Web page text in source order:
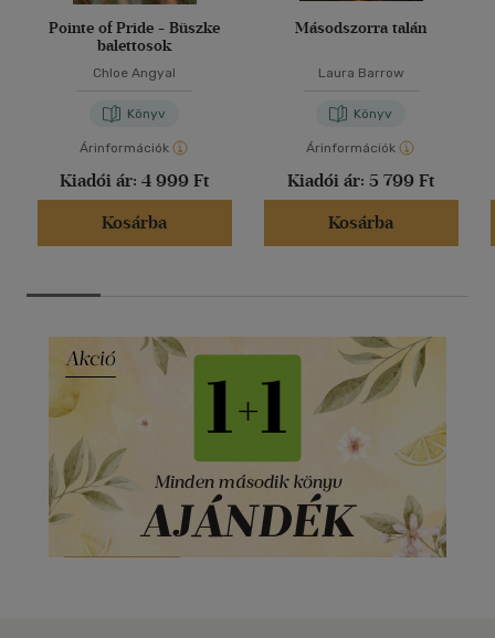
Pointe of Pride - Büszke
balettosok
Chloe Angyal
Könyv
Árinformációk
Kiadói ár: 4 999 Ft
Kosárba
Másodszorra talán
Laura Barrow
Könyv
Árinformációk
Kiadói ár: 5 799 Ft
Kosárba